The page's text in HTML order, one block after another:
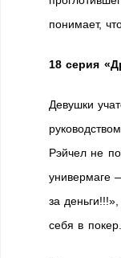
понимает,
18 серия
Девушки
Рэйчел не
универмаге
за
себя в покер.